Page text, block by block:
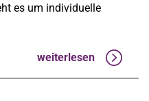
es um individuelle
weiterlesen